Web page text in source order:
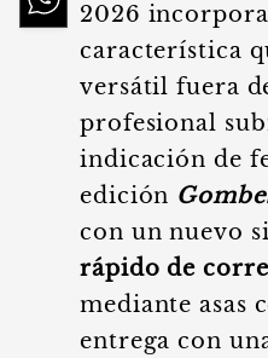
2026
característica
versátil fuera
profesional
indicación de
edición
con un nuevo
rápido de
mediante asas
entrega con